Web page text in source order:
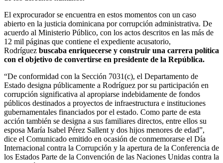
El exprocurador se encuentra en estos momentos con un caso
abierto en la justicia dominicana por corrupción administrativa. De
acuerdo al Ministerio Público, con los actos descritos en las más de
12 mil páginas que contiene el expediente acusatorio,
Rodríguez buscaba enriquecerse y construir una carrera política
con el objetivo de convertirse en presidente de la República.
“De conformidad con la Sección 7031(c), el Departamento de
Estado designa públicamente a Rodríguez por su participación en
corrupción significativa al apropiarse indebidamente de fondos
públicos destinados a proyectos de infraestructura e instituciones
gubernamentales financiados por el estado. Como parte de esta
acción también se designa a sus familiares directos, entre ellos su
esposa María Isabel Pérez Sallent y dos hijos menores de edad”,
dice el Comunicado emitido en ocasión de conmemorarse el Día
Internacional contra la Corrupción y la apertura de la Conferencia de
los Estados Parte de la Convención de las Naciones Unidas contra la